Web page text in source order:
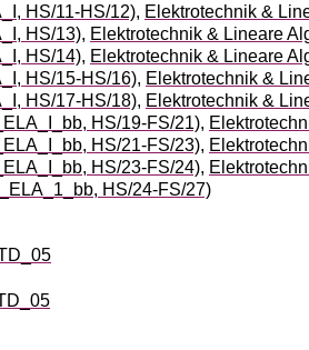
HS/11-HS/12), Elektrotechnik &
HS/13), Elektrotechnik & Lineare
HS/14), Elektrotechnik & Lineare
HS/15-HS/16), Elektrotechnik &
HS/17-HS/18), Elektrotechnik &
HS/19-FS/21),
HS/21-FS/23),
HS/23-FS/24),
HS/24-FS/27)